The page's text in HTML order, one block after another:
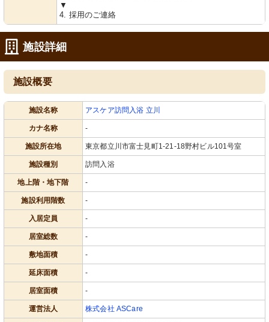
▼
4. 採用のご連絡
施設詳細
施設概要
施設名称 アスケア訪問入浴 立川
カナ名称 -
施設所在地 東京都立川市富士見町1-21-18野村ビル101号室
施設種別 訪問入浴
地上階・地下階 -
施設利用階数 -
入居定員 -
居室総数 -
敷地面積 -
延床面積 -
居室面積 -
運営法人 株式会社 ASCare